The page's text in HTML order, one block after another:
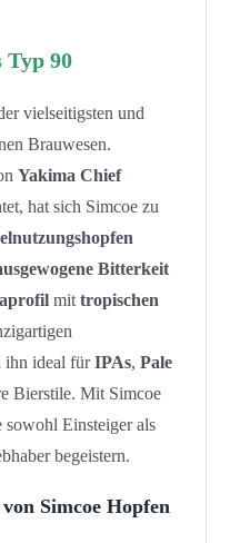
Typ 90
vielseitigsten und
Brauwesen.
Yakima Chief
hat sich Simcoe zu
Bitterkeit
mit tropischen
ihn ideal fürIPAs, Pale
Bierstile. Mit Simcoe
sowohl Einsteiger als
begeistern.
Simcoe Hopfen